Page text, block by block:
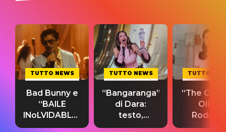
TUTTO NEWS
Bad Bunny e
“BAILE
INoLVIDABLE”:
testo,
TUTTO NEWS
“Bangaranga”
di Dara:
testo,
traduzione e
TUTTO
“The
Olivia
testo,